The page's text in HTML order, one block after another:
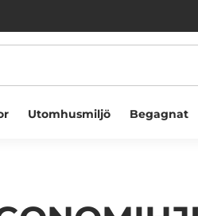
Utomhusmiljö Begagnat